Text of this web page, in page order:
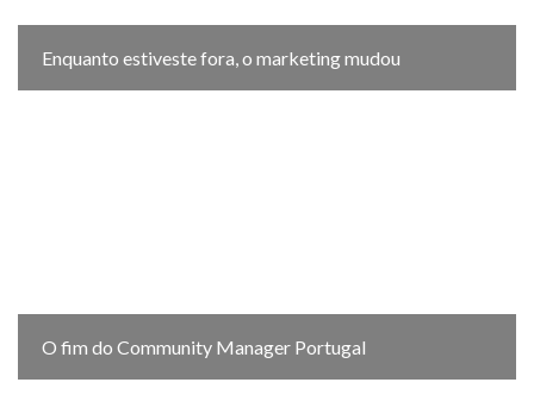
Enquanto estiveste fora, o marketing mudou
O fim do Community Manager Portugal